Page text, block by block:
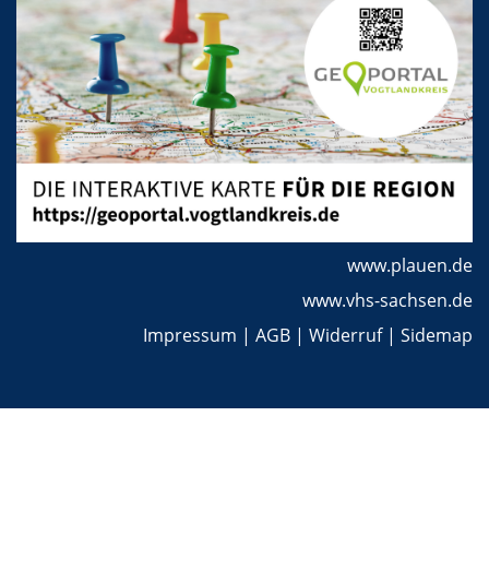
www.plauen.de
www.vhs-sachsen.de
Impressum | AGB | Widerruf| Sidemap